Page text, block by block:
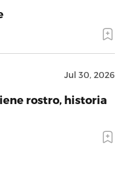
Jul 30, 2026
rostro, historia